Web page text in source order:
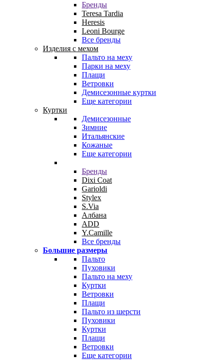
Бренды
Teresa Tardia
Heresis
Leoni Bourge
Все бренды
Изделия с мехом
Пальто на меху
Парки на меху
Плащи
Ветровки
Демисезонные куртки
Еще категории
Куртки
Демисезонные
Зимние
Итальянские
Кожаные
Еще категории
Бренды
Dixi Coat
Garioldi
Stylex
S.Via
Албана
ADD
Y.Camille
Все бренды
Большие размеры
Пальто
Пуховики
Пальто на меху
Куртки
Ветровки
Плащи
Пальто из шерсти
Пуховики
Куртки
Плащи
Ветровки
Еще категории